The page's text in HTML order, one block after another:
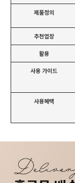
제품정의
추천업장
활용
사용 가이드
사용혜택